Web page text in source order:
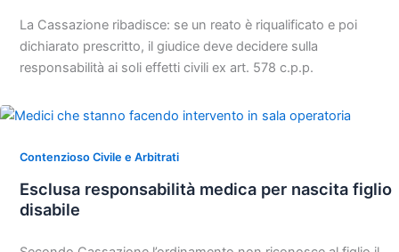
La Cassazione ribadisce: se un reato è riqualificato e poi
dichiarato prescritto, il giudice deve decidere sulla
responsabilità ai soli effetti civili ex art. 578 c.p.p.
Contenzioso Civile e Arbitrati
Esclusa responsabilità medica per nascita figlio
disabile